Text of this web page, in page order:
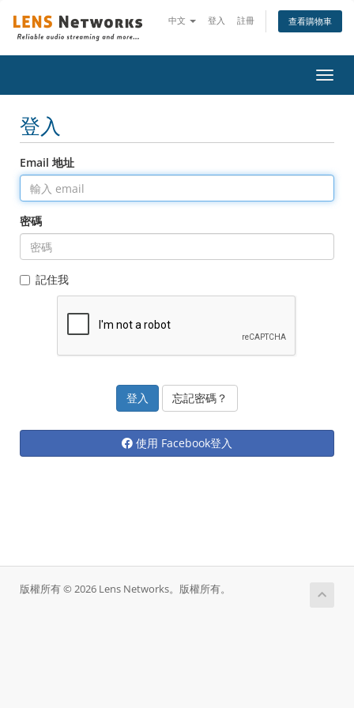
中文 登入 註冊 查看購物車
切
換
登入
Email 地址
密碼
記住我
忘記密碼？
使用 Facebook登入
版權所有 © 2026 Lens Networks。版權所有。